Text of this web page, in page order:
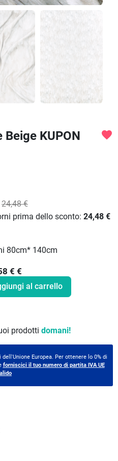
KUPON
favorite
24,48 €
prima dello sconto: 24,48 €
80cm* 140cm
€ €
al carrello
prodotti domani!
Europea. Per ottenere lo 0% di
forniscici il tuo numero di partita IVA UE